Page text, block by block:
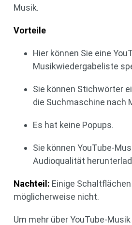
Musik.
Vorteile
Hier können Sie eine
Musikwiedergabeliste
Sie können Stichwörter
die Suchmaschine nach
Es hat keine Popups.
Sie können YouTube-
Audioqualität
Nachteil: Einige
möglicherweise nicht.
Um mehr über YouTube-